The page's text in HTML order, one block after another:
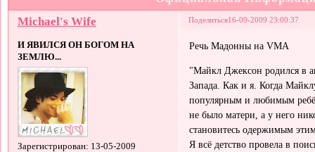
Поделиться16-09-2009 23:00:37
Michael's Wife
И ЯВИЛСЯ ОН БОГОМ НА
ЗЕМЛЮ...
Зарегистрирован: 13-05-2009
Речь Мадонны на VMA
"Майкл Джексон родился в
Запада. Как и я. Когда
популярным и любимым
не было матери, а у него
становитесь одержимым
Я всё детство провела в